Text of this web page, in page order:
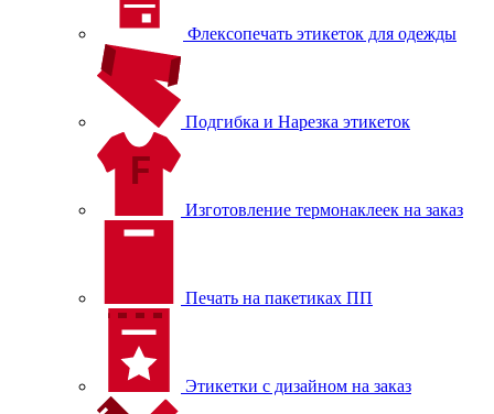
Флексопечать этикеток для одежды
Подгибка и Нарезка этикеток
Изготовление термонаклеек на заказ
Печать на пакетиках ПП
Этикетки с дизайном на заказ